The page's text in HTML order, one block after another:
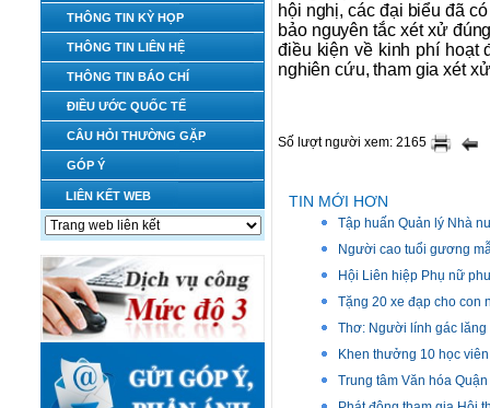
THÔNG TIN KỲ HỌP
THÔNG TIN LIÊN HỆ
THÔNG TIN BÁO CHÍ
ĐIỀU ƯỚC QUỐC TẾ
CÂU HỎI THƯỜNG GẶP
GÓP Ý
LIÊN KẾT WEB
hội nghị, các đại biểu đã
bảo nguyên tắc xét xử
điều kiện về kinh phí hoạt
nghiên cứu, tham gia xét
Số lượt người xem: 2165
TIN MỚI HƠN
Tập huấn Quản lý Nhà
Người cao tuổi gương
Hội Liên hiệp Phụ nữ
Tặng 20 xe đạp cho con
Thơ: Người lính gác lăng
Khen thưởng 10 học
Trung tâm Văn hóa